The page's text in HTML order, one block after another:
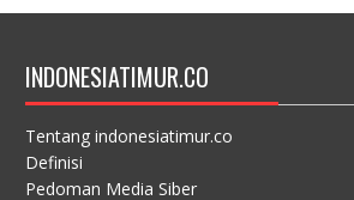
INDONESIATIMUR.CO
Tentang indonesiatimur.co
Definisi
Pedoman Media Siber